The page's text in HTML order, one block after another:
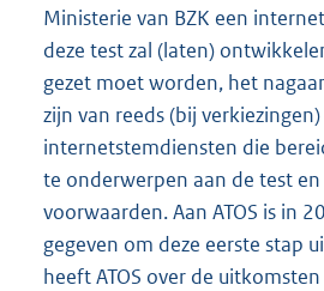
Ministerie van BZK een
deze test zal (laten)
gezet moet worden, het
zijn van reeds (bij
internetstemdiensten die
te onderwerpen aan de test
voorwaarden. Aan ATOS is in
gegeven om deze eerste stap
heeft ATOS over de